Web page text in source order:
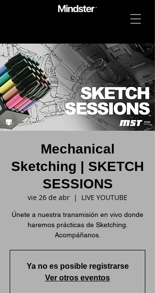
Mechanical
Sketching | SKETCH
SESSIONS
vie 26 de abr
  |
LIVE YOUTUBE
Únete a nuestra transmisión en vivo donde
haremos prácticas de Sketching.
Acompáñanos.
Ya no es posible registrarse
Ver otros eventos